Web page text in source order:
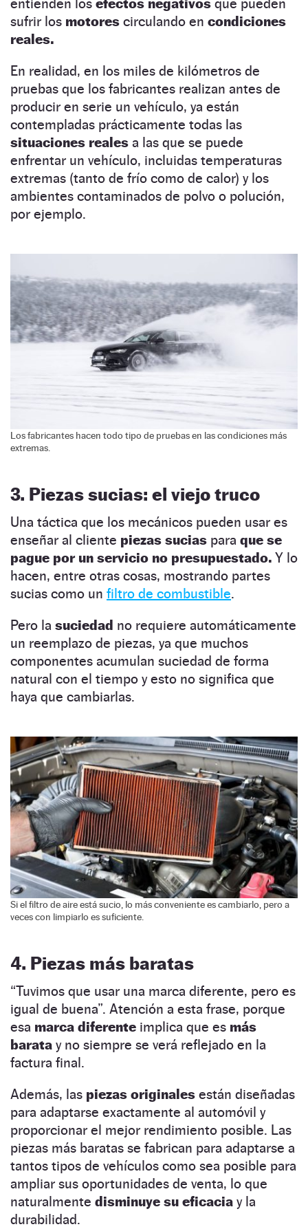
entienden los efectos negativos que pueden
sufrir los motores circulando en condiciones
reales.
En realidad, en los miles de kilómetros de
pruebas que los fabricantes realizan antes de
producir en serie un vehículo, ya están
contempladas prácticamente todas las
situaciones reales a las que se puede
enfrentar un vehículo, incluidas temperaturas
extremas (tanto de frío como de calor) y los
ambientes contaminados de polvo o polución,
por ejemplo.
Los fabricantes hacen todo tipo de pruebas en las condiciones más
extremas.
3. Piezas sucias: el viejo truco
Una táctica que los mecánicos pueden usar es
enseñar al cliente piezas sucias para que se
pague por un servicio no presupuestado. Y lo
hacen, entre otras cosas, mostrando partes
sucias como un filtro de combustible.
Pero la suciedad no requiere automáticamente
un reemplazo de piezas, ya que muchos
componentes acumulan suciedad de forma
natural con el tiempo y esto no significa que
haya que cambiarlas.
Si el filtro de aire está sucio, lo más conveniente es cambiarlo, pero a
veces con limpiarlo es suficiente.
4. Piezas más baratas
“Tuvimos que usar una marca diferente, pero es
igual de buena”. Atención a esta frase, porque
esa marca diferente implica que es más
barata y no siempre se verá reflejado en la
factura final.
Además, las piezas originales están diseñadas
para adaptarse exactamente al automóvil y
proporcionar el mejor rendimiento posible. Las
piezas más baratas se fabrican para adaptarse a
tantos tipos de vehículos como sea posible para
ampliar sus oportunidades de venta, lo que
naturalmente disminuye su eficacia y la
durabilidad.